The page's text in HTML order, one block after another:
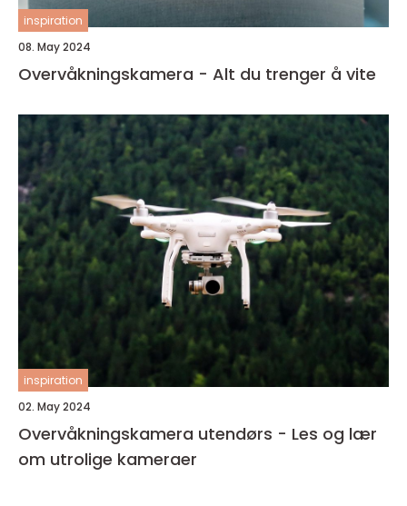
inspiration
08. May 2024
Overvåkningskamera - Alt du trenger å vite
inspiration
02. May 2024
Overvåkningskamera utendørs - Les og lær
om utrolige kameraer